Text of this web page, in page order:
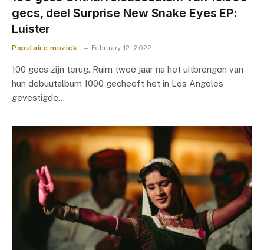
gecs, deel Surprise New Snake Eyes EP:
Luister
Populaire muziek February 12, 2022
100 gecs zijn terug. Ruim twee jaar na het uitbrengen van
hun debuutalbum 1000 gecheeft het in Los Angeles
gevestigde…